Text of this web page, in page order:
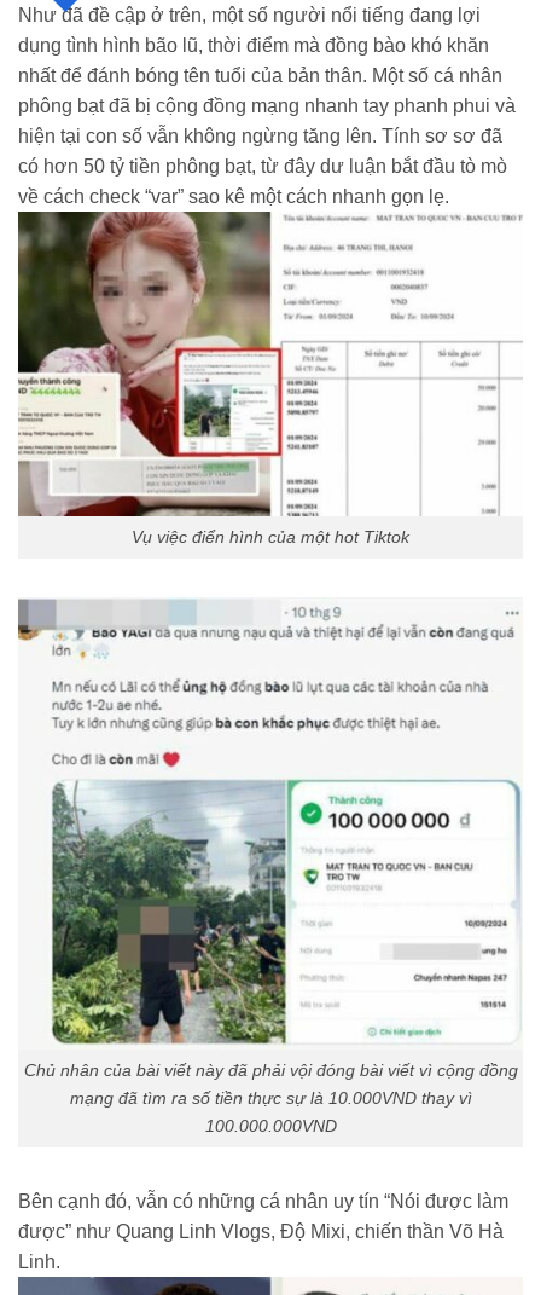
Như đã đề cập ở trên, một số người nổi tiếng đang lợi
dụng tình hình bão lũ, thời điểm mà đồng bào khó khăn
nhất để đánh bóng tên tuổi của bản thân. Một số cá nhân
phông bạt đã bị cộng đồng mạng nhanh tay phanh phui và
hiện tại con số vẫn không ngừng tăng lên. Tính sơ sơ đã
có hơn 50 tỷ tiền phông bạt, từ đây dư luận bắt đầu tò mò
về cách check “var” sao kê một cách nhanh gọn lẹ.
Vụ việc điển hình của một hot Tiktok
Chủ nhân của bài viết này đã phải vội đóng bài viết vì cộng đồng
mạng đã tìm ra số tiền thực sự là 10.000VND thay vì
100.000.000VND
Bên cạnh đó, vẫn có những cá nhân uy tín “Nói được làm
được” như Quang Linh Vlogs, Độ Mixi, chiến thần Võ Hà
Linh.